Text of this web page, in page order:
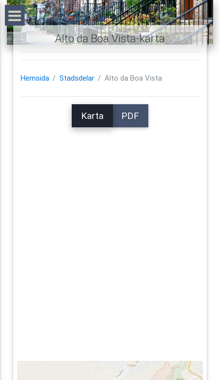
Alto da Boa Vista-karta
Hemsida Stadsdelar Alto da Boa Vista
Karta PDF